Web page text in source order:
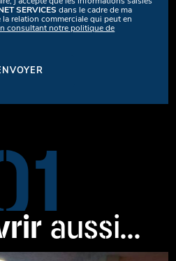
SERVICES dans le cadre de ma
relation commerciale qui peut en
consultant notre politique de
aussi...